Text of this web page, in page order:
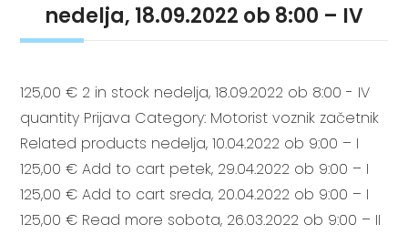
nedelja, 18.09.2022 ob 8:00 – IV
125,00 € 2 in stock nedelja, 18.09.2022 ob 8:00 - IV
quantity Prijava Category: Motorist voznik začetnik
Related products nedelja, 10.04.2022 ob 9:00 – I
125,00 € Add to cart petek, 29.04.2022 ob 9:00 – I
125,00 € Add to cart sreda, 20.04.2022 ob 9:00 – I
125,00 € Read more sobota, 26.03.2022 ob 9:00 – II